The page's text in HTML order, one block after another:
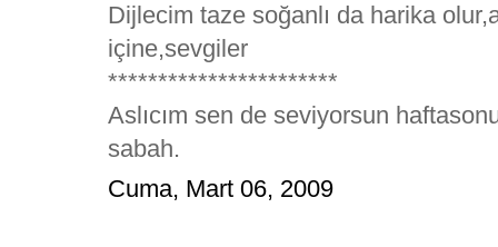
Dijlecim taze soğanlı da harika
içine,sevgiler
***********************
Aslıcım sen de seviyorsun
sabah.
Cuma, Mart 06, 2009